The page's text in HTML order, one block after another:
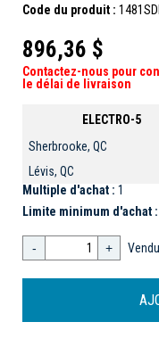
Code du produit :
896,36 $
Contactez-nous pour
le délai de livraison
ELECTRO-5
Sherbrooke, QC
Lévis, QC
Multiple d'achat : 1
Limite minimum d'achat :
- +